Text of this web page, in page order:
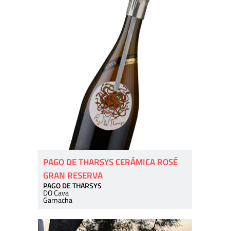
PAGO DE THARSYS CERÁMICA ROSÉ
GRAN RESERVA
PAGO DE THARSYS
DO Cava
Garnacha